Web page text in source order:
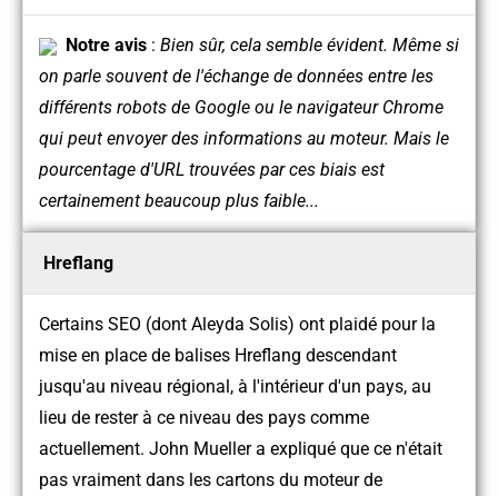
Notre avis: Bien sûr, cela semble évident. Même si
on parle souvent de l'échange de données entre les
différents robots de Google ou le navigateur Chrome
qui peut envoyer des informations au moteur. Mais le
pourcentage d'URL trouvées par ces biais est
certainement beaucoup plus faible...
Hreflang
Certains SEO (dont Aleyda Solis) ont plaidé pour la
mise en place de balises Hreflang descendant
jusqu'au niveau régional, à l'intérieur d'un pays, au
lieu de rester à ce niveau des pays comme
actuellement. John Mueller a expliqué que ce n'était
pas vraiment dans les cartons du moteur de